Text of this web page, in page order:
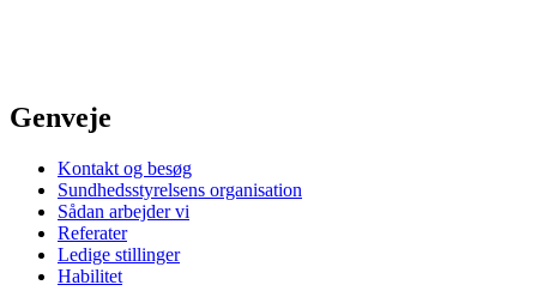
Genveje
Kontakt og besøg
Sundhedsstyrelsens organisation
Sådan arbejder vi
Referater
Ledige stillinger
Habilitet